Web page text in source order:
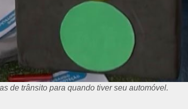
faixa de pedestres.